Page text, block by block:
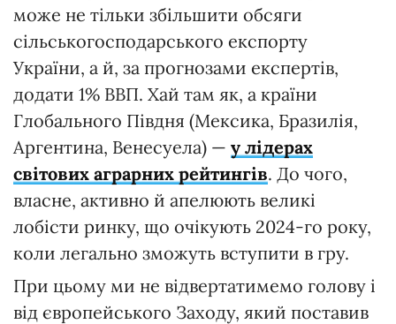
може не тільки збільшити обсяги
сільськогосподарського експорту
України, а й, за прогнозами експертів,
додати 1% ВВП. Хай там як, а країни
Глобального Півдня (Мексика, Бразилія,
Аргентина, Венесуела) — у лідерах
світових аграрних рейтингів. До чого,
власне, активно й апелюють великі
лобісти ринку, що очікують 2024-го року,
коли легально зможуть вступити в гру.
При цьому ми не відвертатимемо голову і
від європейського Заходу, який поставив